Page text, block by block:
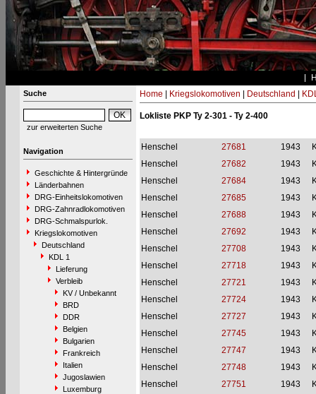
Suche
zur erweiterten Suche
Navigation
Geschichte & Hintergründe
Länderbahnen
DRG-Einheitslokomotiven
DRG-Zahnradlokomotiven
DRG-Schmalspurlok.
Kriegslokomotiven
Deutschland
KDL 1
Lieferung
Verbleib
KV / Unbekannt
BRD
DDR
Belgien
Bulgarien
Frankreich
Italien
Jugoslawien
Luxemburg
Home Kriegslokomotiven Deutschland
Lokliste PKP Ty 2-301 - Ty 2-400
Henschel 27681 1943
Henschel
27682 1943
Henschel
27684 1943
Henschel
27685 1943
Henschel
27688 1943
Henschel
27692 1943
Henschel
27708 1943
Henschel
27718 1943
Henschel
27721 1943
Henschel
27724 1943
Henschel
27727 1943
Henschel
27745 1943
Henschel
27747 1943
Henschel
27748 1943
Henschel
27751 1943